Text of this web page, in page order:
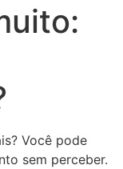
Você pode
sem perceber.